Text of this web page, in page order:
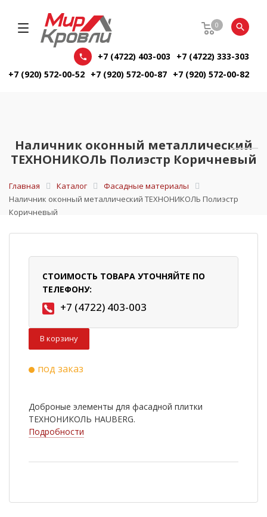
0
+7 (4722) 403-003
+7 (4722) 333-303
+7 (920) 572-00-52 +7 (920) 572-00-87 +7 (920) 572-00-82
Наличник оконный металлический
ТЕХНОНИКОЛЬ Полиэстр Коричневый
Главная Каталог
Фасадные материалы
Наличник оконный металлический ТЕХНОНИКОЛЬ Полиэстр
Коричневый
СТОИМОСТЬ ТОВАРА УТОЧНЯЙТЕ ПО
ТЕЛЕФОНУ:
+7 (4722) 403-003
В корзину
под заказ
Доброные элементы для фасадной плитки
ТЕХНОНИКОЛЬ HAUBERG.
Подробности